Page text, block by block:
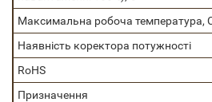
Максимальна робоча температура,
Наявність коректора потужності
RoHS
Призначення